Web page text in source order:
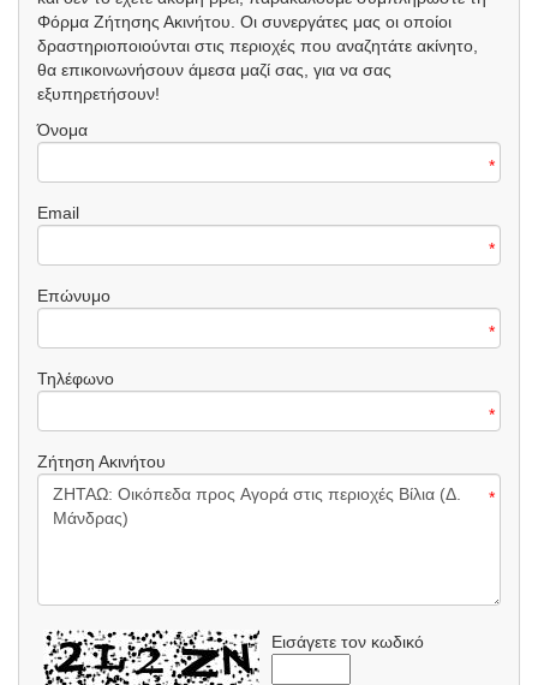
Φόρμα Ζήτησης Ακινήτου. Οι συνεργάτες μας οι οποίοι
δραστηριοποιούνται στις περιοχές που αναζητάτε ακίνητο,
θα επικοινωνήσουν άμεσα μαζί σας, για να σας
εξυπηρετήσουν!
Όνομα
*
Email
*
Επώνυμο
*
Τηλέφωνο
*
Ζήτηση Ακινήτου
*
Εισάγετε τον κωδικό